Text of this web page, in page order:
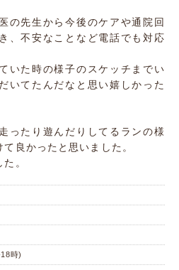
の先生から今後のケアや通院回
、不安なことなど電話でも対応
いた時の様子のスケッチまでい
いてたんだなと思い嬉しかった
ったり遊んだりしてるランの様
良かったと思いました。
。
時)